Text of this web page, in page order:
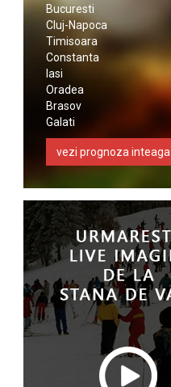
Bucuresti
Cluj-Napoca
Timisoara
Constanta
Iasi
Oradea
Brasov
Galati
vezi prognoza inteaga